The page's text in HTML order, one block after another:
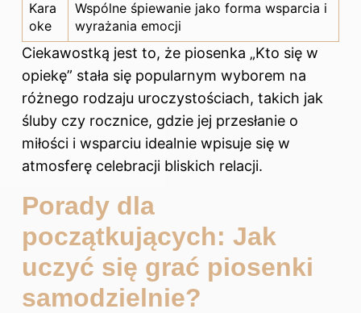
Kara
oke
Wspólne śpiewanie jako forma wsparcia i
wyrażania emocji
Ciekawostką jest to, że piosenka „Kto się w
opiekę” stała się popularnym wyborem na
różnego rodzaju uroczystościach, takich jak
śluby czy rocznice, gdzie jej przesłanie o
miłości i wsparciu idealnie wpisuje się w
atmosferę celebracji bliskich relacji.
Porady dla
początkujących: Jak
uczyć się grać piosenki
samodzielnie?